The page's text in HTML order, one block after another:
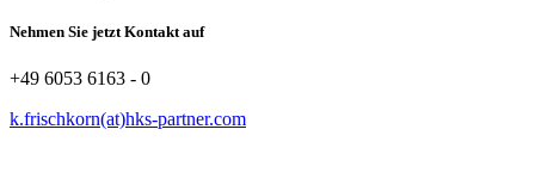
Nehmen Sie jetzt Kontakt auf
+49 6053 6163 - 0
k.frischkorn(at)hks-partner.com